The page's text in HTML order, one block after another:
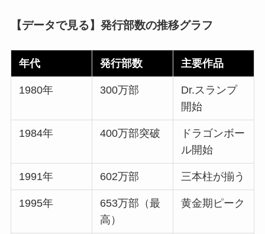
【データで見る】発行部数の推移グラフ
年代 発行部数 主要作品
1980年 300万部
Dr.スランプ
開始
1984年 400万部突破
ドラゴンボー
ル開始
1991年 602万部 三本柱が揃う
1995年
653万部（最
高）
黄金期ピーク